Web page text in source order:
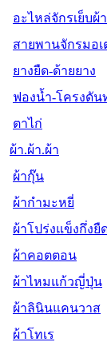
อะไหล่จักรเย็บผ้า
สายพานจักรมอ
ยางยืด-ด้ายยาง
ฟองน้ำ-โครงดัน
ตาไก่
ผ้า.ผ้า.ผ้า
ผ้ากุ๊น
ผ้ากำมะหยี่
ผ้าโปร่งแข็งกึ่งยื
ผ้าคอตตอน
ผ้าไหมแก้วญี่ปุ่น
ผ้าลินินแคนวาส
ผ้าโทเร